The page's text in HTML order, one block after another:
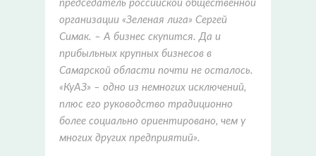
председатель российской общественной
организации «Зеленая лига» Сергей
Симак. – А бизнес скупится. Да и
прибыльных крупных бизнесов в
Самарской области почти не осталось.
«КуАЗ» – одно из немногих исключений,
плюс его руководство традиционно
более социально ориентировано, чем у
многих других предприятий».